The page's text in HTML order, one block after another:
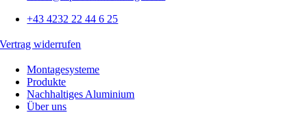
+43 4232 22 44 6 25
Vertrag widerrufen
Montagesysteme
Produkte
Nachhaltiges Aluminium
Über uns